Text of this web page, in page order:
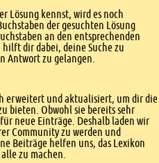
Lösung kennst, wird es noch
der gesuchten Lösung
an den entsprechenden
dir dabei, deine Suche zu
Antwort zu gelangen.
erweitert und aktualisiert, um dir die
bieten. Obwohl sie bereits sehr
neue Einträge. Deshalb laden wir
Community zu werden und
Beiträge helfen uns, das Lexikon
zu machen.